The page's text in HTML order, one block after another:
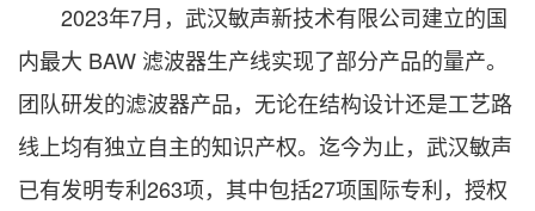
2023年7月，武汉敏声新技术有限公司建立的国
内最大 BAW 滤波器生产线实现了部分产品的量产。
团队研发的滤波器产品，无论在结构设计还是工艺路
线上均有独立自主的知识产权。迄今为止，武汉敏声
已有发明专利263项，其中包括27项国际专利，授权